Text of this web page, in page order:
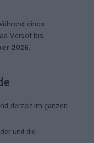
eines
Verbot bis
2025,
derzeit im ganzen
und die